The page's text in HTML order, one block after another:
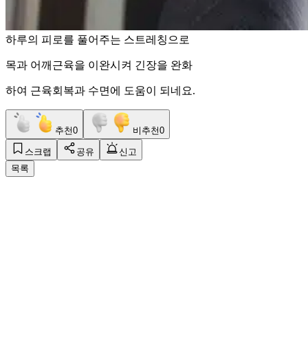
하루의 피로를 풀어주는 스트레칭으로
목과 어깨근육을 이완시켜 긴장을 완화
하여 근육회복과 수면에 도움이 되네요.
추천0 비추천0
스크랩 공유
신고
목록